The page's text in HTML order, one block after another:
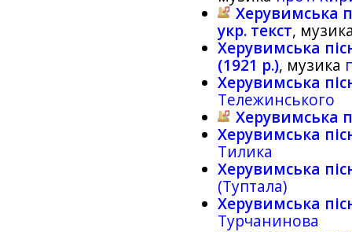
Херувимська
укр. текст,
Херувимська
(1921 р.), музика
Херувимська
Тележинського
Херувимська
Херувимська
Тилика
Херувимська
(Туптала)
Херувимська
Турчанинова